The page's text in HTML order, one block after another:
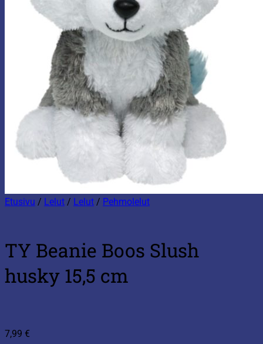
Etusivu / Lelut / Lelut / Pehmolelut
TY Beanie Boos Slush
husky 15,5 cm
7,99 €